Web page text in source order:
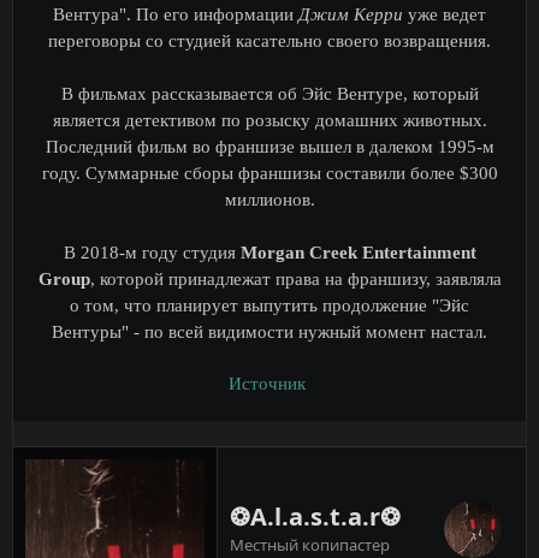
Вентура". По его информацииДжим Керри уже ведет
переговоры со студией касательно своего возвращения.
В фильмах рассказывается об Эйс Вентуре, который
является детективом по розыску домашних животных.
Последний фильм во франшизе вышел в далеком 1995-м
году. Суммарные сборы франшизы составили более $300
миллионов.
В 2018-м году студия Morgan Creek Entertainment
Group, которой принадлежат права на франшизу, заявляла
о том, что планирует выпутить продолжение "Эйс
Вентуры" - по всей видимости нужный момент настал.
Источник
❂A.l.a.s.t.a.r❂
Местный копипастер